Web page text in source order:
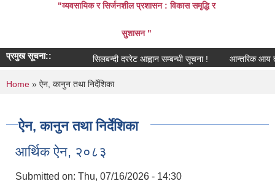
"व्यवसायिक र सिर्जनशील प्रशासन : विकास समृद्धि र
सुशासन "
प्रमुख सूचना:: सिलबन्दी दररेट आह्वान सम्बन्धी सूचना ! आन्तरिक आय
You are here
Home » ऐन, कानुन तथा निर्देशिका
ऐन, कानुन तथा निर्देशिका
आर्थिक ऐन, २०८३
Submitted on: Thu, 07/16/2026 - 14:30